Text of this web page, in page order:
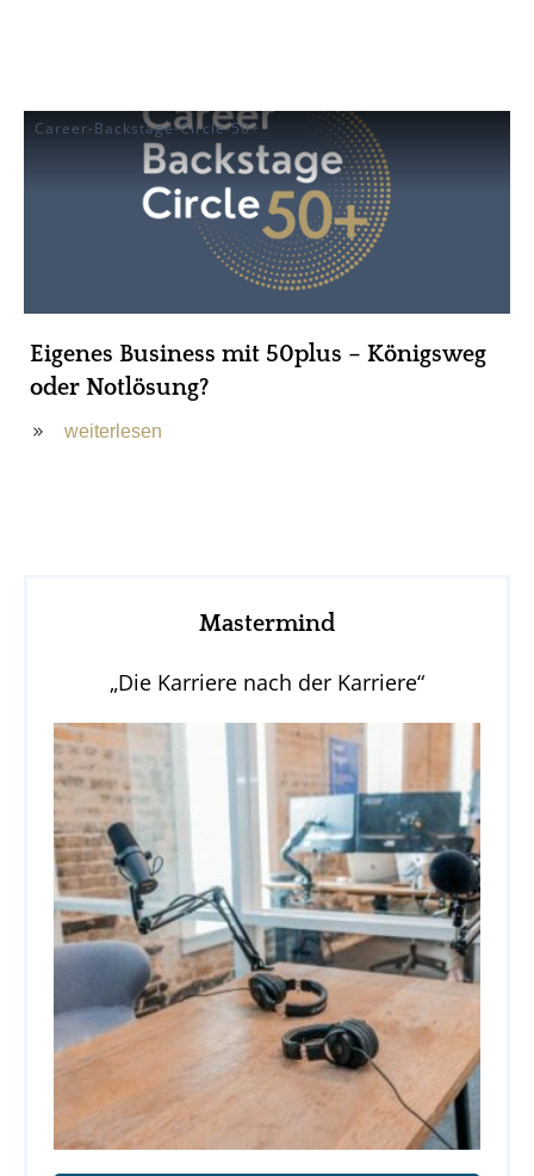
Career-Backstage-Circle-50+
Eigenes Business mit 50plus – Königsweg
oder Notlösung?
weiterlesen
Mastermind
„Die Karriere nach der Karriere“